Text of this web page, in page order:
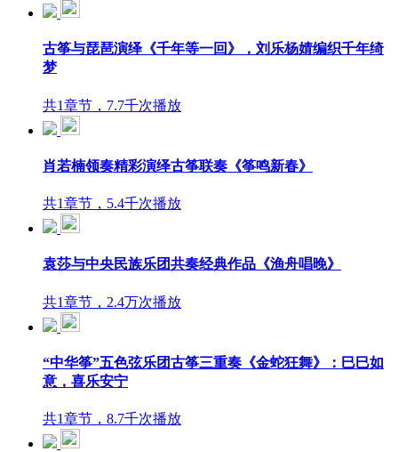
古筝与琵琶演绎《千年等一回》，刘乐杨婧编织千年绮
梦
共1章节，7.7千次播放
肖若楠领奏精彩演绎古筝联奏《筝鸣新春》
共1章节，5.4千次播放
袁莎与中央民族乐团共奏经典作品《渔舟唱晚》
共1章节，2.4万次播放
“中华筝”五色弦乐团古筝三重奏《金蛇狂舞》：巳巳如
意，喜乐安宁
共1章节，8.7千次播放